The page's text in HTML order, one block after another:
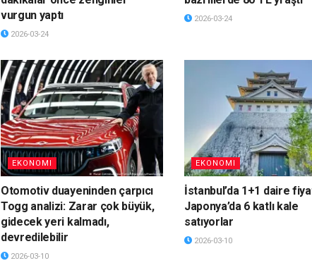
vurgun yaptı
2026-03-24
2026-03-24
EKONOMI
Otomotiv duayeninden çarpıcı
Togg analizi: Zarar çok büyük,
gidecek yeri kalmadı,
devredilebilir
2026-03-10
EKONOMI
İstanbul’da 1+1 daire
Japonya’da 6 katlı kale
satıyorlar
2026-03-10